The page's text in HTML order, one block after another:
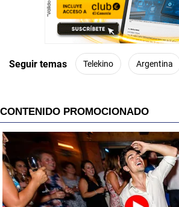
Seguir temas Telekino Argentina